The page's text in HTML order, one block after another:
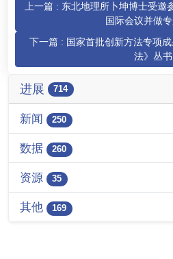
上一篇 : 东北地理所卜坤博士受邀
国际会议并做
下一篇 : 国家首批创新方法专项
法》丛书
进展 714
新闻 250
数据 260
资源 35
其他 169